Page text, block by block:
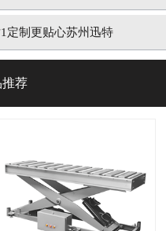
定制更贴心苏州迅特
荐